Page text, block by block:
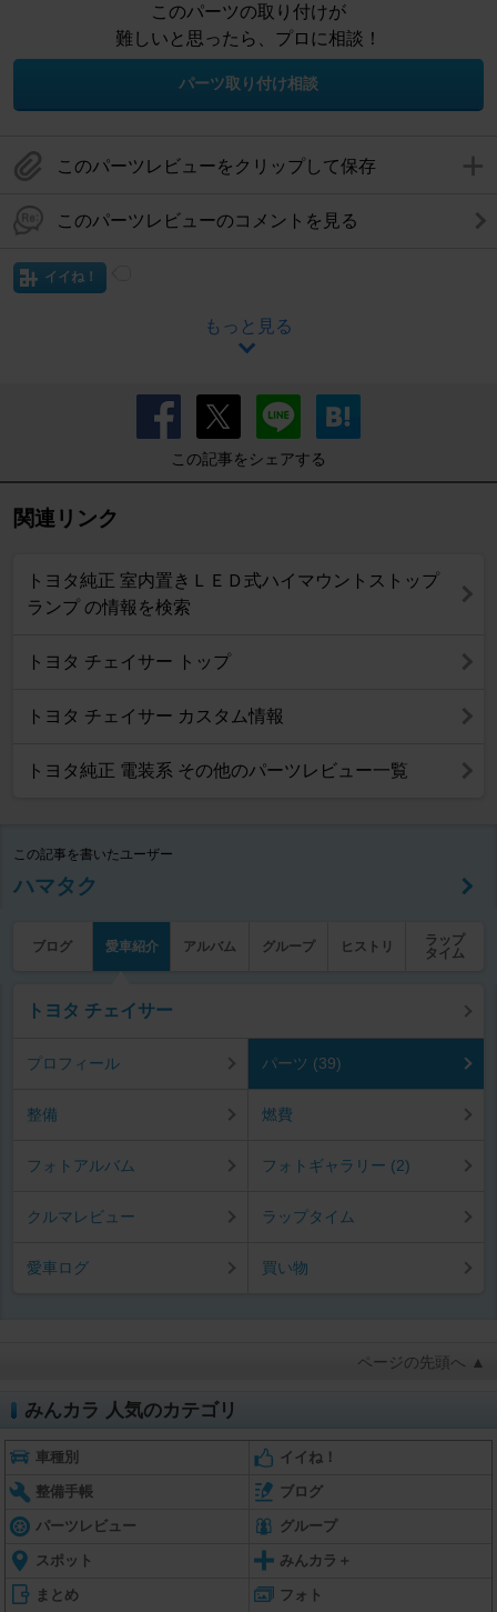
このパーツの取り付けが
難しいと思ったら、プロに相談！
パーツ取り付け相談
このパーツレビューをクリップして保存
このパーツレビューのコメントを見る
イイね！
もっと見る
この記事をシェアする
関連リンク
トヨタ純正 室内置きＬＥＤ式ハイマウントストップ
ランプ の情報を検索
トヨタ チェイサー トップ
トヨタ チェイサー カスタム情報
トヨタ純正 電装系 その他のパーツレビュー一覧
この記事を書いたユーザー
ハマタク
ブログ 愛車紹介 アルバム グループ ヒストリ
ラップ
タイム
トヨタ チェイサー
プロフィール パーツ (39)
整備 燃費
フォトアルバム フォトギャラリー (2)
クルマレビュー ラップタイム
愛車ログ 買い物
ページの先頭へ ▲
みんカラ 人気のカテゴリ
車種別 イイね！
整備手帳 ブログ
パーツレビュー グループ
スポット みんカラ＋
まとめ フォト